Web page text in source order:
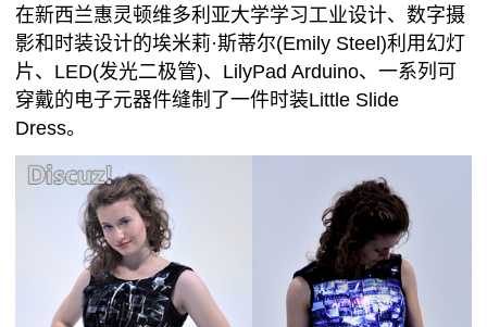
在新西兰惠灵顿维多利亚大学学习工业设计、数字摄
影和时装设计的埃米莉·斯蒂尔(Emily Steel)利用幻灯
片、LED(发光二极管)、LilyPad Arduino、一系列可
穿戴的电子元器件缝制了一件时装Little Slide
Dress。